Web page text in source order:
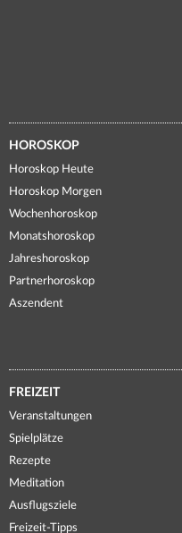
HOROSKOP
Horoskop Heute
Horoskop Morgen
Wochenhoroskop
Monatshoroskop
Jahreshoroskop
Partnerhoroskop
Aszendent
FREIZEIT
Veranstaltungen
Spielplätze
Rezepte
Meditation
Ausflugsziele
Freizeit-Tipps